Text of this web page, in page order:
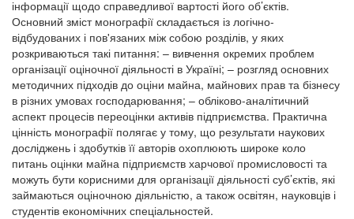
інформації щодо справедливої вартості його об’єктів.
Основний зміст монографії складається із логічно-
відбудованих і пов'язаних між собою розділів, у яких
розкриваються такі питання: – вивчення окремих проблем
організації оціночної діяльності в Україні; – розгляд основних
методичних підходів до оціни майна, майнових прав та бізнесу
в різних умовах господарювання; – обліково-аналітичний
аспект процесів переоцінки активів підприємства. Практична
цінність монографії полягає у тому, що результати наукових
досліджень і здобутків її авторів охоплюють широке коло
питань оцінки майна підприємств харчової промисловості та
можуть бути корисними для організації діяльності суб’єктів, які
займаються оціночною діяльністю, а також освітян, науковців і
студентів економічних спеціальностей.